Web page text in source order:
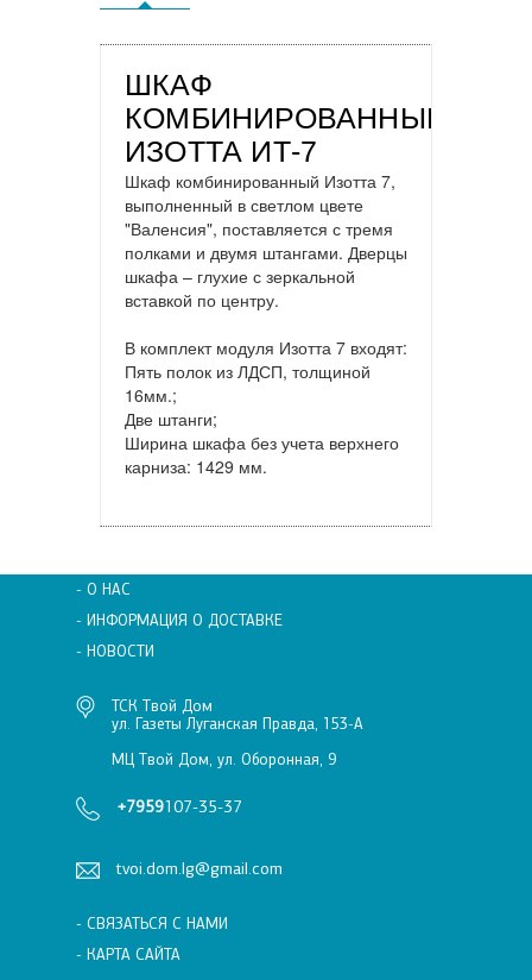
ШКАФ
КОМБИНИРОВАННЫЙ
ИЗОТТА ИТ-7
Шкаф комбинированный Изотта 7,
выполненный в светлом цвете
"Валенсия", поставляется с тремя
полками и двумя штангами. Дверцы
шкафа – глухие с зеркальной
вставкой по центру.
В комплект модуля Изотта 7 входят:
Пять полок из ЛДСП, толщиной
16мм.;
Две штанги;
Ширина шкафа без учета верхнего
карниза: 1429 мм.
- О НАС
- ИНФОРМАЦИЯ О ДОСТАВКЕ
- НОВОСТИ
ТСК Твой Дом
ул. Газеты Луганская Правда, 153-А
МЦ Твой Дом, ул. Оборонная, 9
+7959107-35-37
tvoi.dom.lg@gmail.com
- СВЯЗАТЬСЯ С НАМИ
- КАРТА САЙТА